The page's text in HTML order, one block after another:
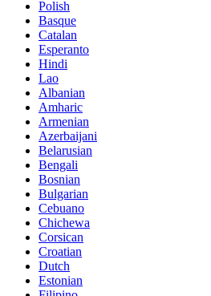
Polish
Basque
Catalan
Esperanto
Hindi
Lao
Albanian
Amharic
Armenian
Azerbaijani
Belarusian
Bengali
Bosnian
Bulgarian
Cebuano
Chichewa
Corsican
Croatian
Dutch
Estonian